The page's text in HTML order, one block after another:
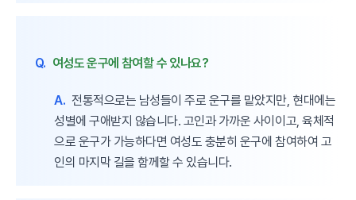
Q. 여성도 운구에 참여할 수 있나요?
A. 전통적으로는 남성들이 주로 운구를 맡았지만, 현대에는
성별에 구애받지 않습니다. 고인과 가까운 사이이고, 육체적
으로 운구가 가능하다면 여성도 충분히 운구에 참여하여 고
인의 마지막 길을 함께할 수 있습니다.